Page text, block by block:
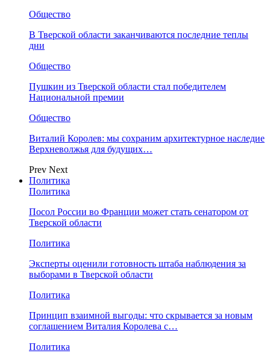
Общество
В Тверской области заканчиваются последние теплы
дни
Общество
Пушкин из Тверской области стал победителем
Национальной премии
Общество
Виталий Королев: мы сохраним архитектурное наследие
Верхневолжья для будущих…
Prev Next
Политика
Политика
Посол России во Франции может стать сенатором от
Тверской области
Политика
Эксперты оценили готовность штаба наблюдения за
выборами в Тверской области
Политика
Принцип взаимной выгоды: что скрывается за новым
соглашением Виталия Королева с…
Политика